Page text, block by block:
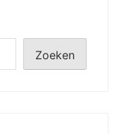
Zoeken